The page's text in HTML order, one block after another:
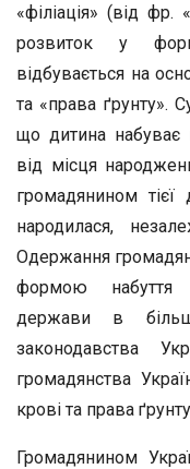
«філіація» (від фр.
розвиток у
відбувається на
та «права ґрунту».
що дитина набуває
від місця
громадянином тієї
народилася,
Одержання
формою набуття
держави в
законодавства
громадянства
крові та права
Громадянином